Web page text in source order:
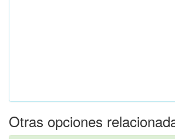
Otras opciones